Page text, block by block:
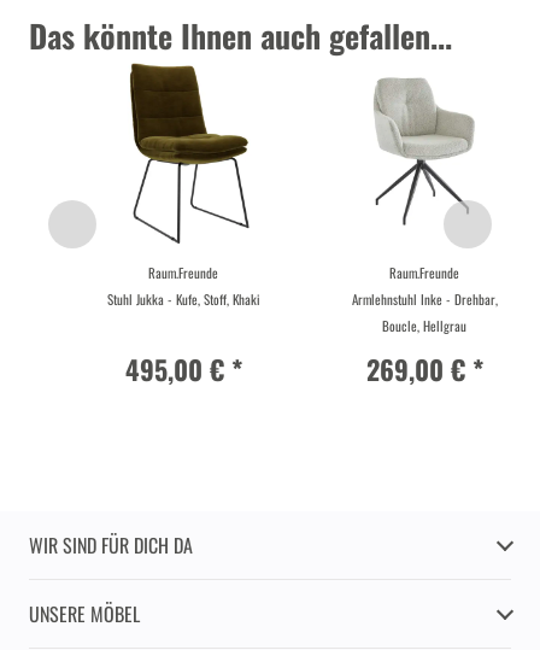
Das könnte Ihnen auch gefallen...
Raum.Freunde
Stuhl Jukka - Kufe, Stoff, Khaki
495,00 € *
Raum.Freunde
Armlehnstuhl Inke - Drehbar,
Boucle, Hellgrau
269,00 € *
WIR SIND FÜR DICH DA
UNSERE MÖBEL